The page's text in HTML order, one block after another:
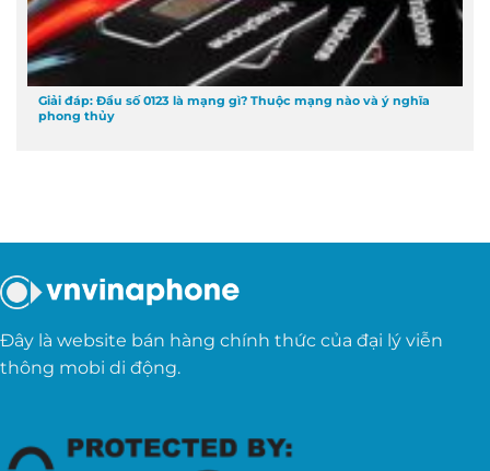
Giải đáp: Đầu số 0123 là mạng gì? Thuộc mạng nào và ý nghĩa
phong thủy
Đây là website bán hàng chính thức của đại lý viễn
thông mobi di động.